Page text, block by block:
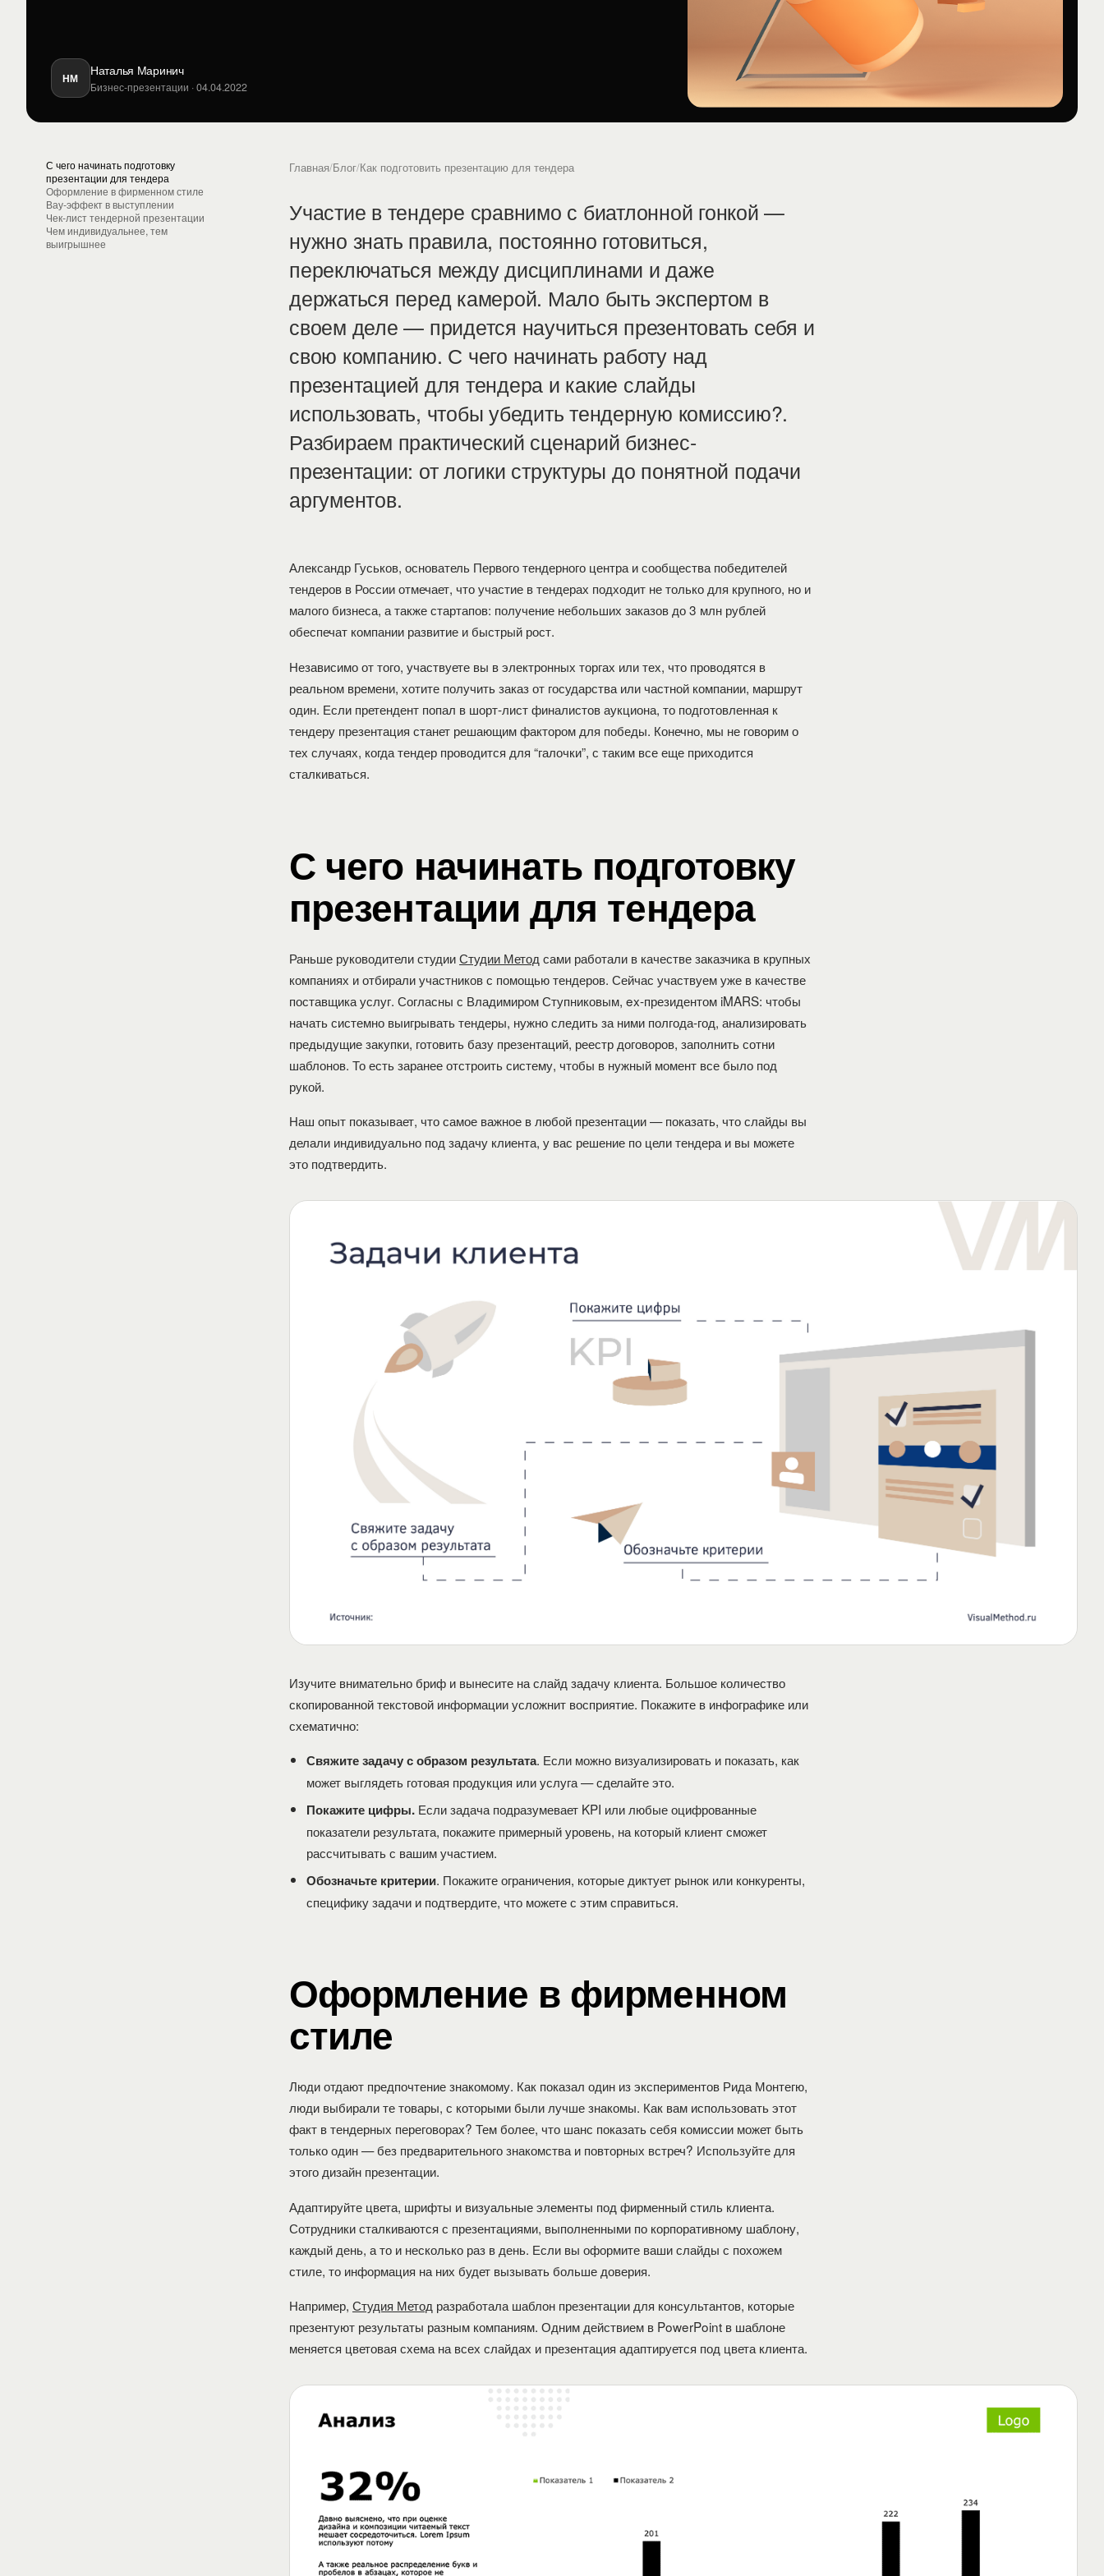
НМ Наталья Маринич
Бизнес-презентации · 04.04.2022
С чего начинать подготовку
презентации для тендера
Оформление в фирменном стиле
Вау-эффект в выступлении
Чек-лист тендерной презентации
Чем индивидуальнее, тем
выигрышнее
Главная/Блог/Как подготовить презентацию для тендера
Участие в тендере сравнимо с биатлонной гонкой —
нужно знать правила, постоянно готовиться,
переключаться между дисциплинами и даже
держаться перед камерой. Мало быть экспертом в
своем деле — придется научиться презентовать себя и
свою компанию. С чего начинать работу над
презентацией для тендера и какие слайды
использовать, чтобы убедить тендерную комиссию?.
Разбираем практический сценарий бизнес-
презентации: от логики структуры до понятной подачи
аргументов.
Александр Гуськов, основатель Первого тендерного центра и сообщества победителей
тендеров в России отмечает, что участие в тендерах подходит не только для крупного, но и
малого бизнеса, а также стартапов: получение небольших заказов до 3 млн рублей
обеспечат компании развитие и быстрый рост.
Независимо от того, участвуете вы в электронных торгах или тех, что проводятся в
реальном времени, хотите получить заказ от государства или частной компании, маршрут
один. Если претендент попал в шорт-лист финалистов аукциона, то подготовленная к
тендеру презентация станет решающим фактором для победы. Конечно, мы не говорим о
тех случаях, когда тендер проводится для “галочки”, с таким все еще приходится
сталкиваться.
С чего начинать подготовку
презентации для тендера
Раньше руководители студииСтудии Метод сами работали в качестве заказчика в крупных
компаниях и отбирали участников с помощью тендеров. Сейчас участвуем уже в качестве
поставщика услуг. Согласны с Владимиром Ступниковым, ex-президентом iMARS: чтобы
начать системно выигрывать тендеры, нужно следить за ними полгода-год, анализировать
предыдущие закупки, готовить базу презентаций, реестр договоров, заполнить сотни
шаблонов. То есть заранее отстроить систему, чтобы в нужный момент все было под
рукой.
Наш опыт показывает, что самое важное в любой презентации — показать, что слайды вы
делали индивидуально под задачу клиента, у вас решение по цели тендера и вы можете
это подтвердить.
Изучите внимательно бриф и вынесите на слайд задачу клиента. Большое количество
скопированной текстовой информации усложнит восприятие. Покажите в инфографике или
схематично:
Свяжите задачу с образом результата. Если можно визуализировать и показать, как
может выглядеть готовая продукция или услуга — сделайте это.
Покажите цифры. Если задача подразумевает KPI или любые оцифрованные
показатели результата, покажите примерный уровень, на который клиент сможет
рассчитывать с вашим участием.
Обозначьте критерии. Покажите ограничения, которые диктует рынок или конкуренты,
специфику задачи и подтвердите, что можете с этим справиться.
Оформление в фирменном
стиле
Люди отдают предпочтение знакомому. Как показал один из экспериментов Рида Монтегю,
люди выбирали те товары, с которыми были лучше знакомы. Как вам использовать этот
факт в тендерных переговорах? Тем более, что шанс показать себя комиссии может быть
только один — без предварительного знакомства и повторных встреч? Используйте для
этого дизайн презентации.
Адаптируйте цвета, шрифты и визуальные элементы под фирменный стиль клиента.
Сотрудники сталкиваются с презентациями, выполненными по корпоративному шаблону,
каждый день, а то и несколько раз в день. Если вы оформите ваши слайды с похожем
стиле, то информация на них будет вызывать больше доверия.
Например, Студия Метод разработала шаблон презентации для консультантов, которые
презентуют результаты разным компаниям. Одним действием в PowerPoint в шаблоне
меняется цветовая схема на всех слайдах и презентация адаптируется под цвета клиента.